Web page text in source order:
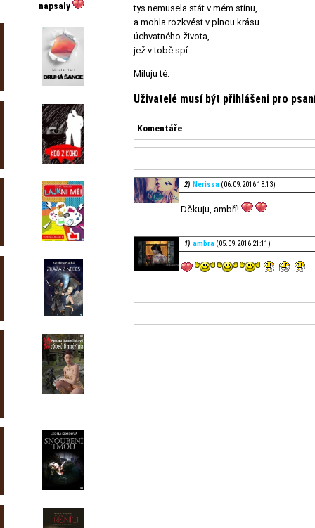
napsaly
tys nemusela stát v mém stínu,
a mohla rozkvést v plnou krásu
úchvatného života,
jež v tobě spí.
Miluju tě.
Uživatelé musí být přihlášeni pro
Komentáře
2) Nerissa (06.09.2016 18:13)
Děkuju, ambří!
1) ambra (05.09.2016 21:11)